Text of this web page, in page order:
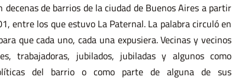
de barrios de la ciudad de Buenos Aires a partir
entre los que estuvo La Paternal. La palabra circuló en
que cada uno, cada una expusiera. Vecinas y vecinos
trabajadoras, jubilados, jubiladas y algunos como
del barrio o como parte de alguna de sus